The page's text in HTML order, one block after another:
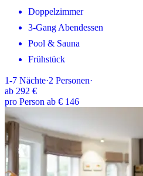
Doppelzimmer
3-Gang Abendessen
Pool & Sauna
Frühstück
1-7 Nächte·2 Personen·
ab 292 €
pro Person ab € 146